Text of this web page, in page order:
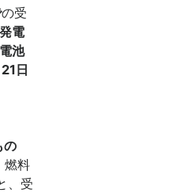
の受
電
池
日
の
燃料
、受